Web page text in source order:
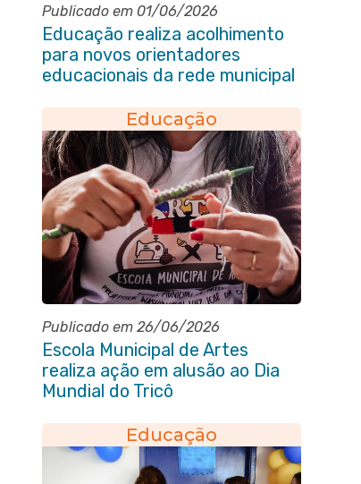
Publicado em 01/06/2026
Educação realiza acolhimento
para novos orientadores
educacionais da rede municipal
Educação
Publicado em 26/06/2026
Escola Municipal de Artes
realiza ação em alusão ao Dia
Mundial do Tricô
Educação